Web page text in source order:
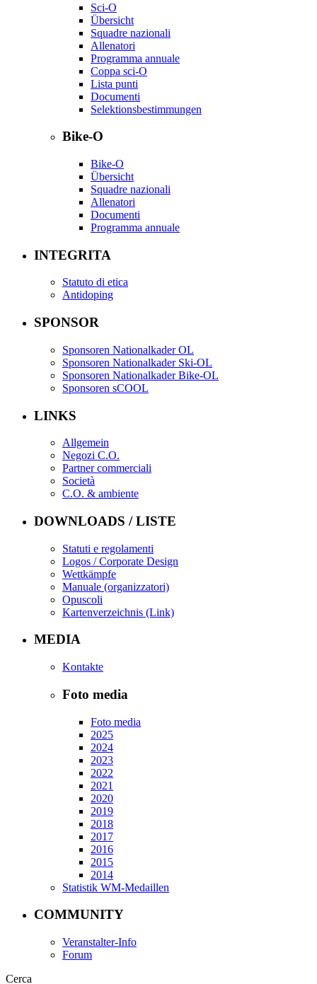
Sci-O
Übersicht
Squadre nazionali
Allenatori
Programma annuale
Coppa sci-O
Lista punti
Documenti
Selektionsbestimmungen
Bike-O
Bike-O
Übersicht
Squadre nazionali
Allenatori
Documenti
Programma annuale
INTEGRITA
Statuto di etica
Antidoping
SPONSOR
Sponsoren Nationalkader OL
Sponsoren Nationalkader Ski-OL
Sponsoren Nationalkader Bike-OL
Sponsoren sCOOL
LINKS
Allgemein
Negozi C.O.
Partner commerciali
Società
C.O. & ambiente
DOWNLOADS / LISTE
Statuti e regolamenti
Logos / Corporate Design
Wettkämpfe
Manuale (organizzatori)
Opuscoli
Kartenverzeichnis (Link)
MEDIA
Kontakte
Foto media
Foto media
2025
2024
2023
2022
2021
2020
2019
2018
2017
2016
2015
2014
Statistik WM-Medaillen
COMMUNITY
Veranstalter-Info
Forum
Cerca